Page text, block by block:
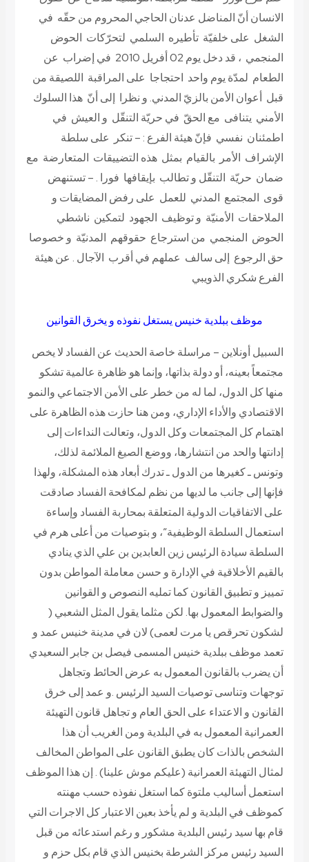
الانسان أنّ المناضل عدنان الحاجي المحروم من حقّه في
الشغل على خلفيّة تأطيره السلمي لتحرّكات الحوض
المنجمي ، قد دخل يوم 02 أفريل 2010 في إضراب عن
الطعام لمدّة يوم واحد احتجاجا على المراقبة اللصيقة من
قبل أعوان الأمن بالزيّ المدني. و نظرا إلى أنّ هذا السلوك
الأمني يتنافى مع الحقّ في حريّة التنقّل و العيش في
اطمئنان نفسي فإنّ هيئة الفرع : – تنكر على سلطة
الإشراف الأمر بالقيام بمثل هذه التضييقات المتعارضة مع
ضمان حريّة التنقّل و تطالب بإيقافها فورا . – تستنهض
قوى المجتمع المدني للعمل على رفض المضايقات و
الملاحقات الأمنيّة و توظيف الجهود لتمكين ناشطي
الحوض المنجمي من استرجاع حقوقهم المدنيّة و خصوصا
حق الرجوع إلى سالف عملهم في أقرب الآجال . عن هيئة
الفرع شكري الذويبي
موظف ببلدية خنيس يستغل نفوذه و يخرق القوانين
السبيل أونلاين – مراسلة خاصة الحديث عن الفساد لا يخص
مجتمعاً بعينه، أو دولة بذاتها، وإنما هو ظاهرة عالمية تشكو
منها كل الدول، لما له من خطر على الأمن الاجتماعي والنمو
الاقتصادي والأداء الإداري، ومن هنا حازت هذه الظاهرة على
اهتمام كل المجتمعات وكل الدول، وتعالت النداءات إلى
إدانتها والحد من انتشارها، ووضع الصيغ الملائمة لذلك،
وتونس ـ كغيرها من الدول ـ تدرك أبعاد هذه المشكلة، ولهذا
فإنها إلى جانب ما لديها من نظم لمكافحة الفساد صادقت
على الاتفاقيات الدولية المتعلقة بمحاربة الفساد وإساءة
استعمال السلطة الوظيفية”، و بتوصيات من أعلى هرم في
السلطة سيادة الرئيس زين العابدين بن علي الذي ينادي
بالقيم الأخلاقية في الإدارة و حسن معاملة المواطن بدون
تمييز و تطبيق القانون كما تمليه النصوص و القوانين
والضوابط المعمول بها. لكن مثلما يقول المثل الشعبي (
لشكون تحرقص يا مرت لعمى) لان في مدينة خنيس عمد و
تعمد موظف ببلدية خنيس المسمى فيصل بن جابر السعيدي
أن يضرب بالقانون المعمول به عرض الحائط وتجاهل
توجهات وتناسى توصيات السيد الرئيس .و عمد إلى خرق
القانون و الاعتداء على الحق العام و تجاهل قانون التهيئة
العمرانية المعمول به في البلدية ومن الغريب أن هذا
الشخص بالذات كان يطبق القانون على المواطن المخالف
لمثال التهيئة العمرانية (عليكم موش علينا) . إن هذا الموظف
استعمل أساليب ملتوة كما استغل نفوذه حسب مهنته
كموظف في البلدية و لم يأخذ بعين الاعتبار كل الاجرات التي
قام بها سيد رئيس البلدية مشكور و رغم استدعائه من قبل
السيد رئيس مركز الشرطة بخنيس الذي قام بكل حزم و